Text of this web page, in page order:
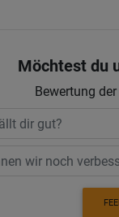
Möchtest du
Bewertung